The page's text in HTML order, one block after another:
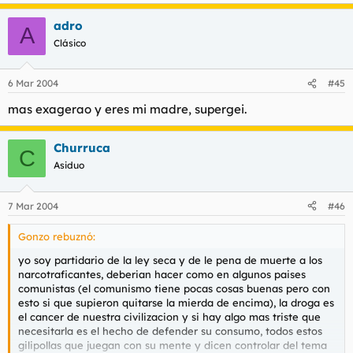
A adro
Clásico
6 Mar 2004 #45
mas exagerao y eres mi madre, supergei.
C Churruca
Asiduo
7 Mar 2004 #46
Gonzo rebuznó:
yo soy partidario de la ley seca y de le pena de muerte a los
narcotraficantes, deberian hacer como en algunos paises
comunistas (el comunismo tiene pocas cosas buenas pero con
esto si que supieron quitarse la mierda de encima), la droga es
el cancer de nuestra civilizacion y si hay algo mas triste que
necesitarla es el hecho de defender su consumo, todos estos
gilipollas que juegan con su mente y dicen controlar del tema